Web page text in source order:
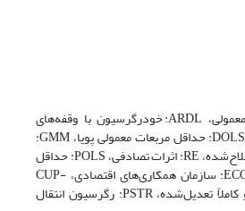
OLS: حداقل مربعات معمولی، ARDL: خودرگرسیون با وقفه‌های
توزیعی، FE: اثرات ثابت، DOLS: حداقل مربعات معمولی پویا، GMM:
حداقل مربعات معمولی اصلاح‌شده، RE: اثرات تصادفی، POLS: حداقل
مربعات معمولی تلفیقی، ECO: سازمان همکاری‌های اقتصادی، CUP-
FM: روش به‌روزرسانی و کاملاً تعدیل‌شده، PSTR: رگرسیون انتقال